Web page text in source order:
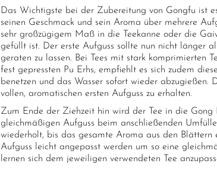
Das Wichtigste bei der Zubereitung von Gongfu ist
seinen Geschmack und sein Aroma über mehrere
sehr großzügigem Maß in die Teekanne oder die
gefüllt ist. Der erste Aufguss sollte nun nicht länger
geraten zu lassen. Bei Tees mit stark komprimierten
fest gepressten Pu Erhs, empfiehlt es sich zudem
benetzen und das Wasser sofort wieder abzugießen.
vollen, aromatischen ersten Aufguss zu erhalten.
Zum Ende der Ziehzeit hin wird der Tee in die Gong
gleichmäßigen Aufguss beim anschließenden
wiederholt, bis das gesamte Aroma aus den
Aufguss leicht angepasst werden um so eine
lernen sich dem jeweiligen verwendeten Tee